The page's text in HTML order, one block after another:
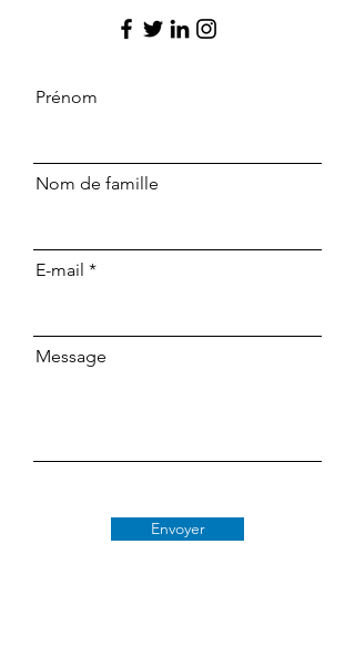
Prénom
Nom de famille
E-mail
Message
Envoyer